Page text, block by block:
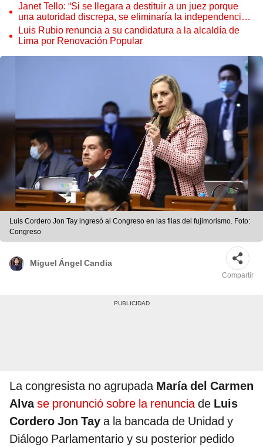
Janet Tello: “Si se llegara a destituir a un juez porque
una autoridad discrepa, se eliminaría la independencia
judicial”
Luis Rubio renuncia a su candidatura a la alcaldía de
Lima por Renovación Popular
Luis Cordero Jon Tay ingresó al Congreso en las filas del fujimorismo. Foto:
Congreso
Miguel Ángel Candia
Compartir
La congresista no agrupada María del Carmen
Alva se pronunció sobre la renunciade Luis
Cordero Jon Tay a la bancada de Unidad y
Diálogo Parlamentario y su posterior pedido